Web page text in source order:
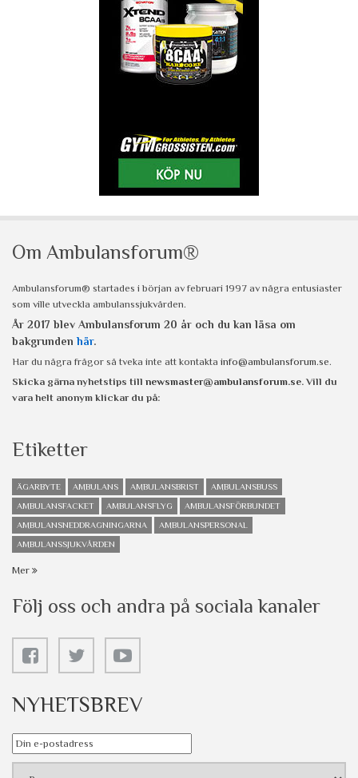
Om Ambulansforum®
Ambulansforum® startades i början av februari 1997 av några entusiaster
som ville utveckla ambulanssjukvården.
År 2017 blev Ambulansforum 20 år och du kan läsa om
bakgrunden här.
Har du några frågor så tveka inte att kontakta info@ambulansforum.se.
Skicka gärna nyhetstips till newsmaster@ambulansforum.se. Vill du
vara helt anonym klickar du på:
Etiketter
ÄGARBYTE AMBULANS AMBULANSBRIST
AMBULANSBUSS
AMBULANSFACKET
AMBULANSFLYG
AMBULANSFÖRBUNDET
AMBULANSNEDDRAGNINGARNA
AMBULANSPERSONAL
AMBULANSSJUKVÅRDEN
Mer
Följ oss och andra på sociala kanaler
NYHETSBREV